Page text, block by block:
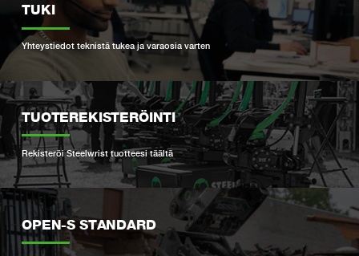
TUKI
Yhteystiedot teknistä tukea ja varaosia varten
TUOTEREKISTERÖINTI
Rekisteröi Steelwrist tuotteesi täältä
OPEN-S STANDARD